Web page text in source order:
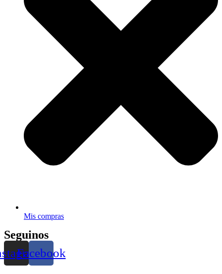
Mis compras
Seguinos
Facebook